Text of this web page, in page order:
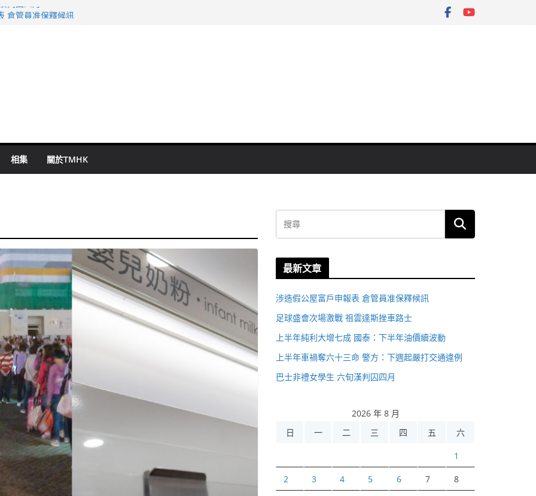
判囚四月
相集 關於TMHK
最新文章
涉造假公屋富戶申報表 倉管員准保釋候訊
足球盛會次場激戰 祖雲達斯挫車路士
上半年純利大增七成 國泰：下半年油價續波動
上半年車禍奪六十三命 警方：下週起嚴打交通違例
巴士非禮女學生 六旬漢判囚四月
2026 年 8 月
日
一 二 三 四 五 六
1
2 3 4 5 6 7 8